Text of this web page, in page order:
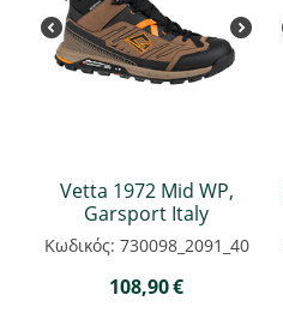
Vetta 1972 Mid WP,
Garsport Italy
Κωδικός: 730098_2091_40
108,90€